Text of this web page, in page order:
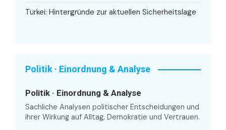
Türkei: Hintergründe zur aktuellen Sicherheitslage
Politik · Einordnung & Analyse
Politik · Einordnung & Analyse
Sachliche Analysen politischer Entscheidungen und
ihrer Wirkung auf Alltag, Demokratie und Vertrauen.